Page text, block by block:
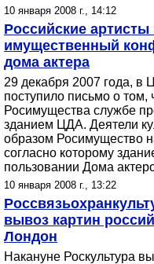
10 января 2008 г., 14:12
Российские
имущественный
дома актера
29 декабря 2007 года, в
поступило письмо о
Росимущества службе
зданием ЦДА. Деятели
образом Росимущество
согласно которому
пользовании Дома
10 января 2008 г., 13:22
вывоз картин
Лондон
Накануне Роскультура